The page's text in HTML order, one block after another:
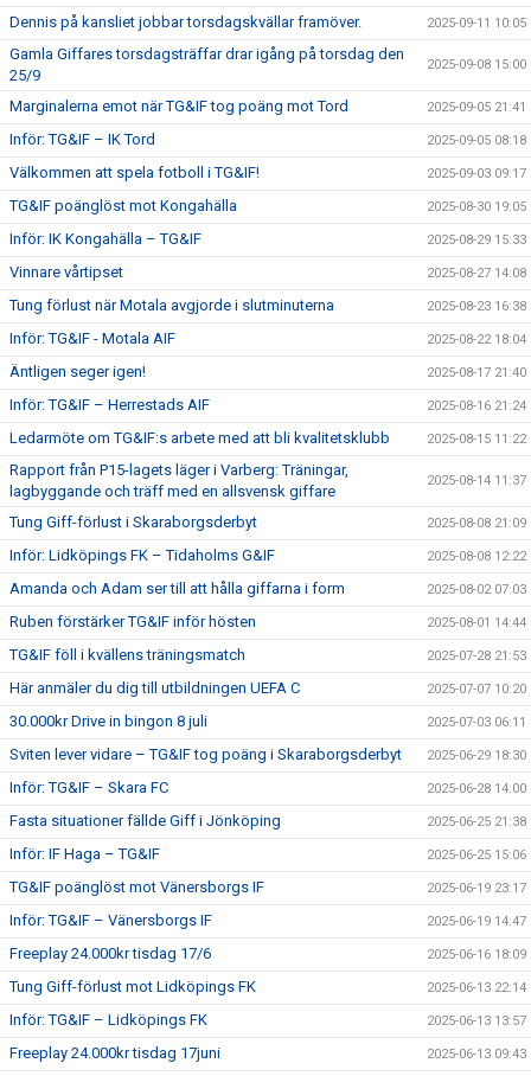
Dennis på kansliet jobbar torsdagskvällar framöver. 2025-09-11 10:05
Gamla Giffares torsdagsträffar drar igång på torsdag den
25/9
2025-09-08 15:00
Marginalerna emot när TG&IF tog poäng mot Tord 2025-09-05 21:41
Inför: TG&IF – IK Tord 2025-09-05 08:18
Välkommen att spela fotboll i TG&IF! 2025-09-03 09:17
TG&IF poänglöst mot Kongahälla 2025-08-30 19:05
Inför: IK Kongahälla – TG&IF 2025-08-29 15:33
Vinnare vårtipset 2025-08-27 14:08
Tung förlust när Motala avgjorde i slutminuterna 2025-08-23 16:38
Inför: TG&IF - Motala AIF 2025-08-22 18:04
Äntligen seger igen! 2025-08-17 21:40
Inför: TG&IF – Herrestads AIF 2025-08-16 21:24
Ledarmöte om TG&IF:s arbete med att bli kvalitetsklubb 2025-08-15 11:22
Rapport från P15-lagets läger i Varberg: Träningar,
lagbyggande och träff med en allsvensk giffare
2025-08-14 11:37
Tung Giff-förlust i Skaraborgsderbyt 2025-08-08 21:09
Inför: Lidköpings FK – Tidaholms G&IF 2025-08-08 12:22
Amanda och Adam ser till att hålla giffarna i form 2025-08-02 07:03
Ruben förstärker TG&IF inför hösten 2025-08-01 14:44
TG&IF föll i kvällens träningsmatch 2025-07-28 21:53
Här anmäler du dig till utbildningen UEFA C 2025-07-07 10:20
30.000kr Drive in bingon 8 juli 2025-07-03 06:11
Sviten lever vidare – TG&IF tog poäng i Skaraborgsderbyt 2025-06-29 18:30
Inför: TG&IF – Skara FC 2025-06-28 14:00
Fasta situationer fällde Giff i Jönköping 2025-06-25 21:38
Inför: IF Haga – TG&IF 2025-06-25 15:06
TG&IF poänglöst mot Vänersborgs IF 2025-06-19 23:17
Inför: TG&IF – Vänersborgs IF 2025-06-19 14:47
Freeplay 24.000kr tisdag 17/6 2025-06-16 18:09
Tung Giff-förlust mot Lidköpings FK 2025-06-13 22:14
Inför: TG&IF – Lidköpings FK 2025-06-13 13:57
Freeplay 24.000kr tisdag 17juni 2025-06-13 09:43